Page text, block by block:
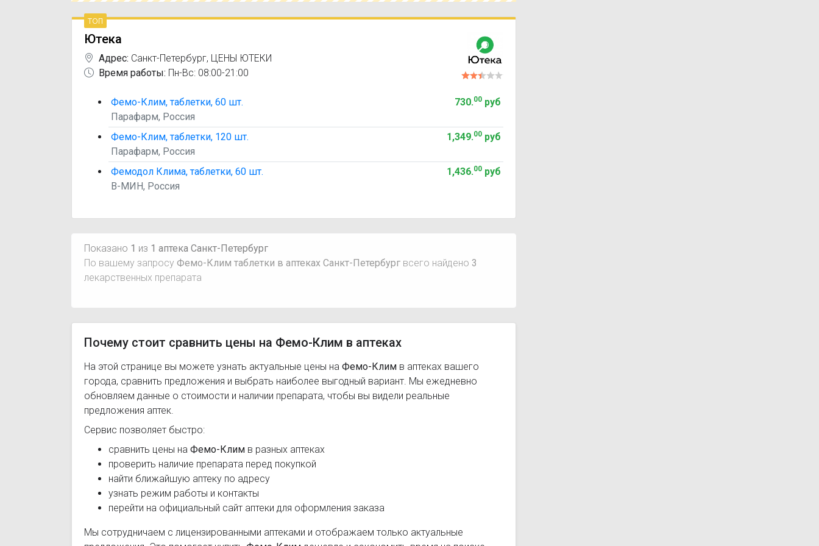
топ
Ютека
Адрес: Санкт-Петербург, ЦЕНЫ ЮТЕКИ
Время работы: Пн-Вс: 08:00-21:00
Фемо-Клим, таблетки, 60 шт.
Парафарм, Россия
730.00руб
Фемо-Клим, таблетки, 120 шт.
Парафарм, Россия
1,349.00руб
Фемодол Клима, таблетки, 60 шт.
В-МИН, Россия
1,436.00руб
Показано 1 из 1 аптека Санкт-Петербург
По вашему запросу Фемо-Клим таблетки в аптеках Санкт-Петербург всего найдено 3
лекарственных препарата
Почему стоит сравнить цены на Фемо-Клим в аптеках
На этой странице вы можете узнать актуальные цены на Фемо-Клим в аптеках вашего
города, сравнить предложения и выбрать наиболее выгодный вариант. Мы ежедневно
обновляем данные о стоимости и наличии препарата, чтобы вы видели реальные
предложения аптек.
Сервис позволяет быстро:
сравнить цены на Фемо-Клим в разных аптеках
проверить наличие препарата перед покупкой
найти ближайшую аптеку по адресу
узнать режим работы и контакты
перейти на официальный сайт аптеки для оформления заказа
Мы сотрудничаем с лицензированными аптеками и отображаем только актуальные